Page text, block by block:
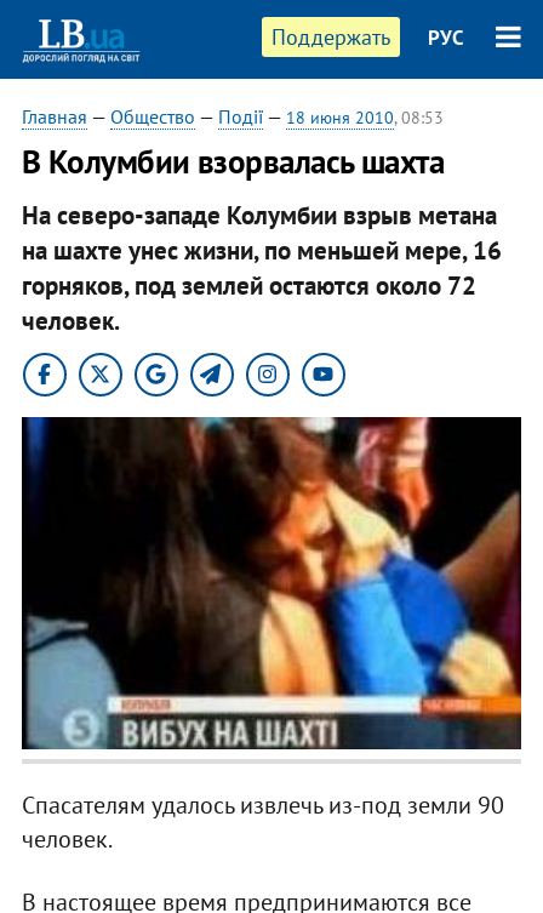
Поддержать РУС
Главная — Общество — Події— 18 июня 2010, 08:53
В Колумбии взорвалась шахта
На северо-западе Колумбии взрыв метана
на шахте унес жизни, по меньшей мере, 16
горняков, под землей остаются около 72
человек.
Спасателям удалось извлечь из-под земли 90
человек.
В настоящее время предпринимаются все